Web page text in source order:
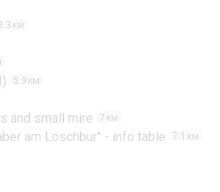
KM
5.9 KM
and small mire 7 KM
am Loschbur" - info table 7.1 KM